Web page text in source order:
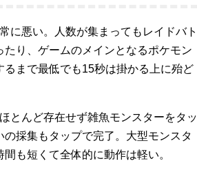
に悪い。人数が集まってもレイドバト
たり、ゲームのメインとなるポケモン
まで最低でも15秒は掛かる上に殆ど
とんど存在せず雑魚モンスターをタッ
採集もタップで完了。大型モンスタ
も短くて全体的に動作は軽い。